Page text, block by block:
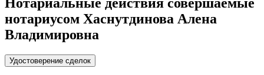
нотариусом Хаснутдинова Алена
Владимировна
Удостоверение сделок